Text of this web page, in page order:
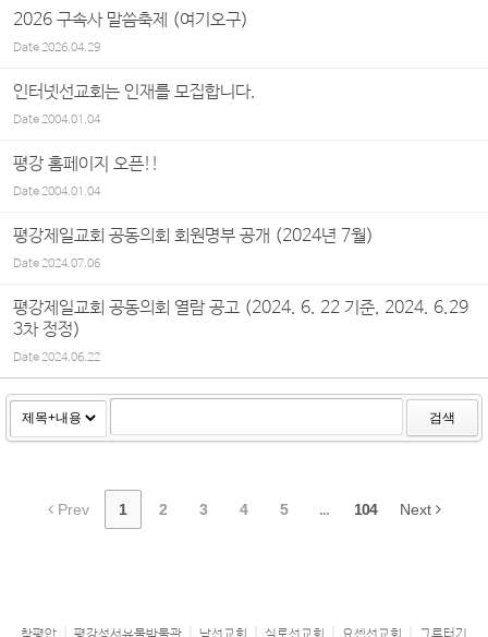
2026 구속사 말씀축제 (여기오구)
Date2026.04.29
인터넷선교회는 인재를 모집합니다.
Date2004.01.04
평강 홈페이지 오픈!!
Date2004.01.04
평강제일교회 공동의회 회원명부 공개 (2024년 7월)
Date2024.07.06
평강제일교회 공동의회 열람 공고 (2024. 6. 22 기준, 2024. 6.29
3차 정정)
Date2024.06.22
검색
Prev 1 2 3 4 5 ... 104 Next
참평안 평강성서유물박물관 남선교회 실로선교회 요셉선교회 그루터기